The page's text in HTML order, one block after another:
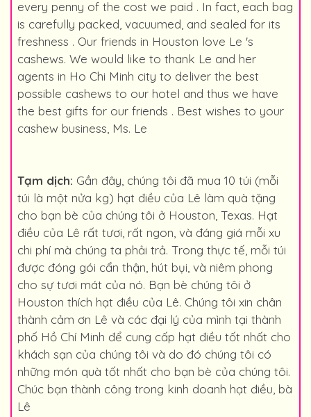
every penny of the cost we paid . In fact, each bag
is carefully packed, vacuumed, and sealed for its
freshness . Our friends in Houston love Le 's
cashews. We would like to thank Le and her
agents in Ho Chi Minh city to deliver the best
possible cashews to our hotel and thus we have
the best gifts for our friends . Best wishes to your
cashew business, Ms. Le
Tạm dịch: Gần đây, chúng tôi đã mua 10 túi (mỗi
túi là một nửa kg) hạt điều của Lê làm quà tặng
cho bạn bè của chúng tôi ở Houston, Texas. Hạt
điều của Lê rất tươi, rất ngon, và đáng giá mỗi xu
chi phí mà chúng ta phải trả. Trong thực tế, mỗi túi
được đóng gói cẩn thận, hút bụi, và niêm phong
cho sự tươi mát của nó. Bạn bè chúng tôi ở
Houston thích hạt điều của Lê. Chúng tôi xin chân
thành cảm ơn Lê và các đại lý của mình tại thành
phố Hồ Chí Minh để cung cấp hạt điều tốt nhất cho
khách sạn của chúng tôi và do đó chúng tôi có
những món quà tốt nhất cho bạn bè của chúng tôi.
Chúc bạn thành công trong kinh doanh hạt điều, bà
Lê